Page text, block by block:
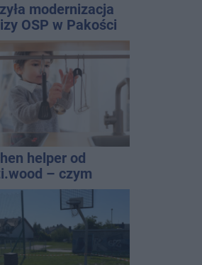
modernizacja
OSP w Pakości
helper od
– czym
się na tle
modeli?